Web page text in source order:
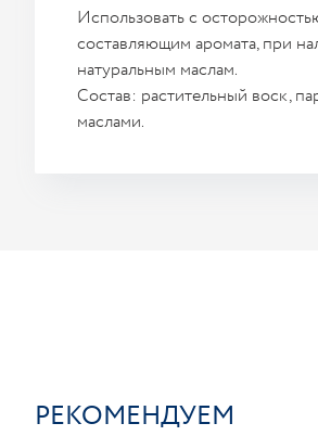
Использовать с
составляющим аромата, при
натуральным маслам.
Состав: растительный воск,
маслами.
РЕКОМЕНДУЕМ